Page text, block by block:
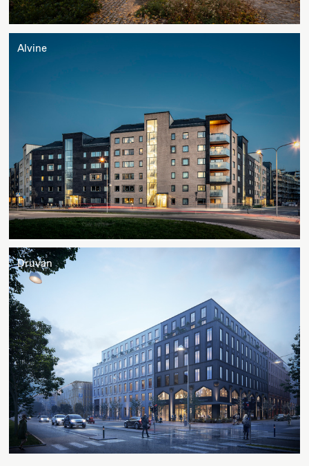
Alvine
Druvan